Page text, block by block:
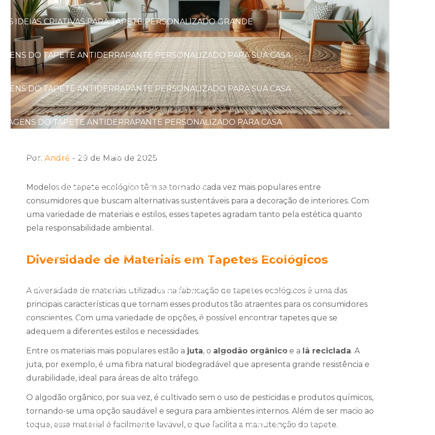
6 IDEIAS CRIATIVAS PARA TAPETE PERSONALIZADO GRANDE
DO TAPETE ANTIDERRAPANTE PERSONALIZADO PARA SUA CASA
DO TAPETE ANTIDERRAPANTE PERSONALIZADO PARA SUA CASA
DO TAPETE ANTIDERRAPANTE PERSONALIZADO PARA CASA
BALANÇAS: O SEGREDO PARA PRECISÃO E CONFIABILIDADE EM PESAGENS
BENEFÍCIOS DO TAPETE ANTIFADIGA
ANTIFADIGA PARA MELHORAR CONFORTO E DESEMPENHO NO TRABALHO
DO TAPETE ANTIFADIGA PARA MELHORAR CONFORTO E SAÚDE DIÁRIA
PARA SEU CONFORTO BENEFÍCIOS DO TAPETE ECOLÓGICO EM SUA CASA
DO TAPETE HIDRO CAPACHO PERSONALIZADO PARA EMPRESAS
PARA EMPRESAS AUMENTA A IDENTIDADE DA MARCA E RECEPÇÃO DOS CLIENTES
PARA EMPRESAS: ATRAIA CLIENTES COM ESTILO E IDENTIDADE VISUAL
Por:André - 29 de Maio de 2025
Modelos de tapete ecológico têm se tornado cada vez mais populares entre
consumidores que buscam alternativas sustentáveis para a decoração de interiores. Com
uma variedade de materiais e estilos, esses tapetes agradam tanto pela estética quanto
pela responsabilidade ambiental.
Diversidade de Materiais em Tapetes Ecológicos
A diversidade de materiais utilizados na fabricação de tapetes ecológicos é uma das
principais características que tornam esses produtos tão atraentes para os consumidores
conscientes. Com uma variedade de opções, é possível encontrar tapetes que se
adequem a diferentes estilos e necessidades.
Entre os materiais mais populares estão a juta, o algodão orgânicoe a lã reciclada. A
juta, por exemplo, é uma fibra natural biodegradável que apresenta grande resistência e
durabilidade, ideal para áreas de alto tráfego.
O algodão orgânico, por sua vez, é cultivado sem o uso de pesticidas e produtos químicos,
tornando-se uma opção saudável e segura para ambientes internos. Além de ser macio ao
toque, esse material é facilmente lavável, o que facilita a manutenção do tapete.